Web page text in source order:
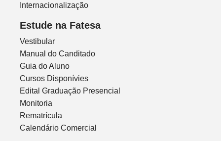
Internacionalização
Estude na Fatesa
Vestibular
Manual do Canditado
Guia do Aluno
Cursos Disponívies
Edital Graduação Presencial
Monitoria
Rematrícula
Calendário Comercial